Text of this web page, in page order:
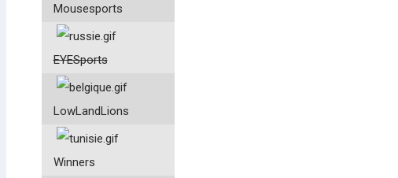
Mousesports
EYESports
LowLandLions
Winners